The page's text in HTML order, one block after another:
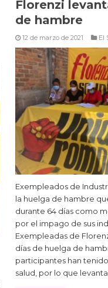
Florenzi
de hambre
12 de marzo de 2021 El
Exempleados de
la huelga de hambre
durante 64 días como
por el impago de sus
Exempleadas de
días de huelga de
participantes han
salud, por lo que